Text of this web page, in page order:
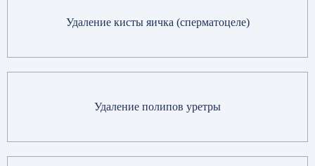
Удаление кисты яичка (сперматоцеле)
Удаление полипов уретры